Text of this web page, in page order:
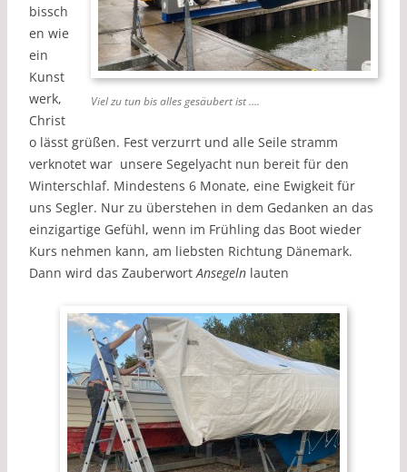
Viel zu tun bis alles gesäubert ist ….
bissch
en wie
ein
Kunst
werk,
Christ
o lässt grüßen. Fest verzurrt und alle Seile stramm
verknotet war unsere Segelyacht nun bereit für den
Winterschlaf. Mindestens 6 Monate, eine Ewigkeit für
uns Segler. Nur zu überstehen in dem Gedanken an das
einzigartige Gefühl, wenn im Frühling das Boot wieder
Kurs nehmen kann, am liebsten Richtung Dänemark.
Dann wird das Zauberwort Ansegeln lauten